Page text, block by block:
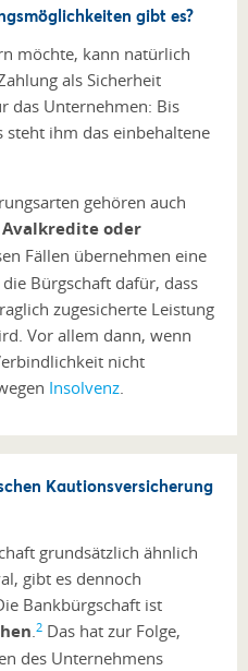
gibt es?
möchte, kann natürlich
als Sicherheit
das Unternehmen: Bis
steht ihm das einbehaltene
gehören auch
Avalkredite oder
Fällen übernehmen eine
Bürgschaft dafür, dass
zugesicherte Leistung
Vor allem dann, wenn
nicht
Insolvenz
Kautionsversicherung
grundsätzlich ähnlich
gibt es dennoch
Bankbürgschaft ist
.2 Das hat zur Folge,
des Unternehmens